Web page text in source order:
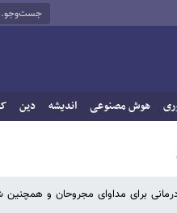
هوش مصنوعی اندیشه دین
برای مداوای مجروحان و